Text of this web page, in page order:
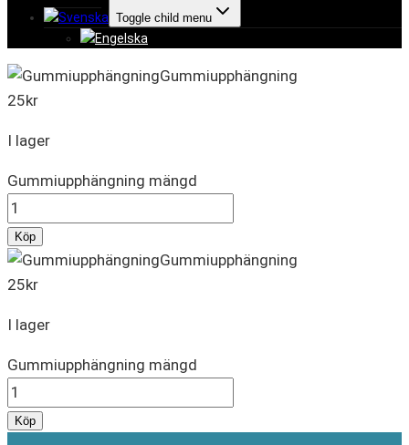
Toggle child menu
Gummiupphängning
25kr
I lager
Gummiupphängning mängd
Köp
Gummiupphängning
25kr
I lager
Gummiupphängning mängd
Köp